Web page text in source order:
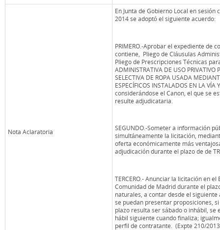
Nota Aclaratoria
En Junta de Gobierno Local en
2014 se adoptó el siguiente acuerdo:
PRIMERO.-Aprobar el expediente de
contiene, Pliego de Cláusulas
Pliego de Prescripciones Técnicas
ADMINISTRATIVA DE USO PRIVATIVO
SELECTIVA DE ROPA USADA
ESPECÍFICOS INSTALADOS EN LA VÍA
considerándose el Canon, el que se
resulte adjudicataria.
SEGUNDO.-Someter a información
simultáneamente la licitación,
oferta económicamente más
adjudicación durante el plazo de de
TERCERO.- Anunciar la licitación en
Comunidad de Madrid durante el
naturales, a contar desde el
se puedan presentar proposiciones,
plazo resulta ser sábado o inhábil, se
hábil siguiente cuando finaliza;
perfil de contratante. (Expte 210/